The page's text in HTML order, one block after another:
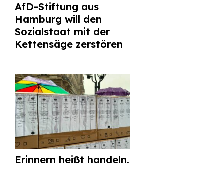
AfD-Stiftung aus
Hamburg will den
Sozialstaat mit der
Kettensäge zerstören
Erinnern heißt handeln.